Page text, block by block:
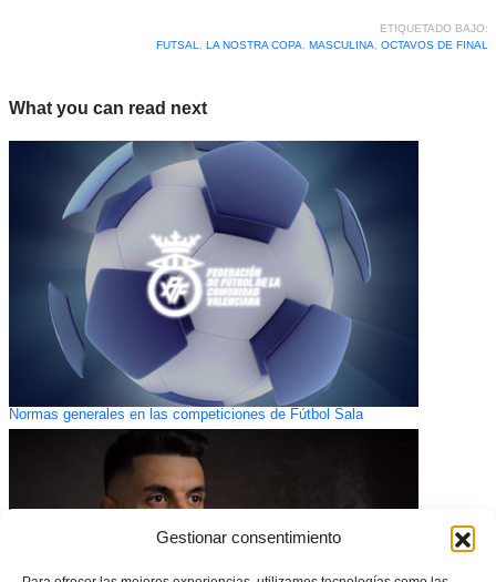
Gestionar consentimiento
ETIQUETADO BAJO:
FUTSAL
LA NOSTRA COPA MASCULINA OCTAVOS DE FINAL
What you can read next
Normas generales en las competiciones de Fútbol Sala